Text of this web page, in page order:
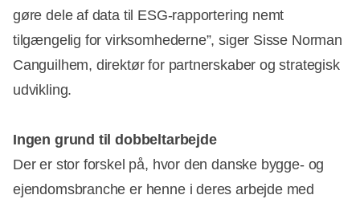
gøre dele af data til ESG-rapportering nemt
tilgængelig for virksomhederne”, siger Sisse Norman
Canguilhem, direktør for partnerskaber og strategisk
udvikling.
Ingen grund til dobbeltarbejde
Der er stor forskel på, hvor den danske bygge- og
ejendomsbranche er henne i deres arbejde med